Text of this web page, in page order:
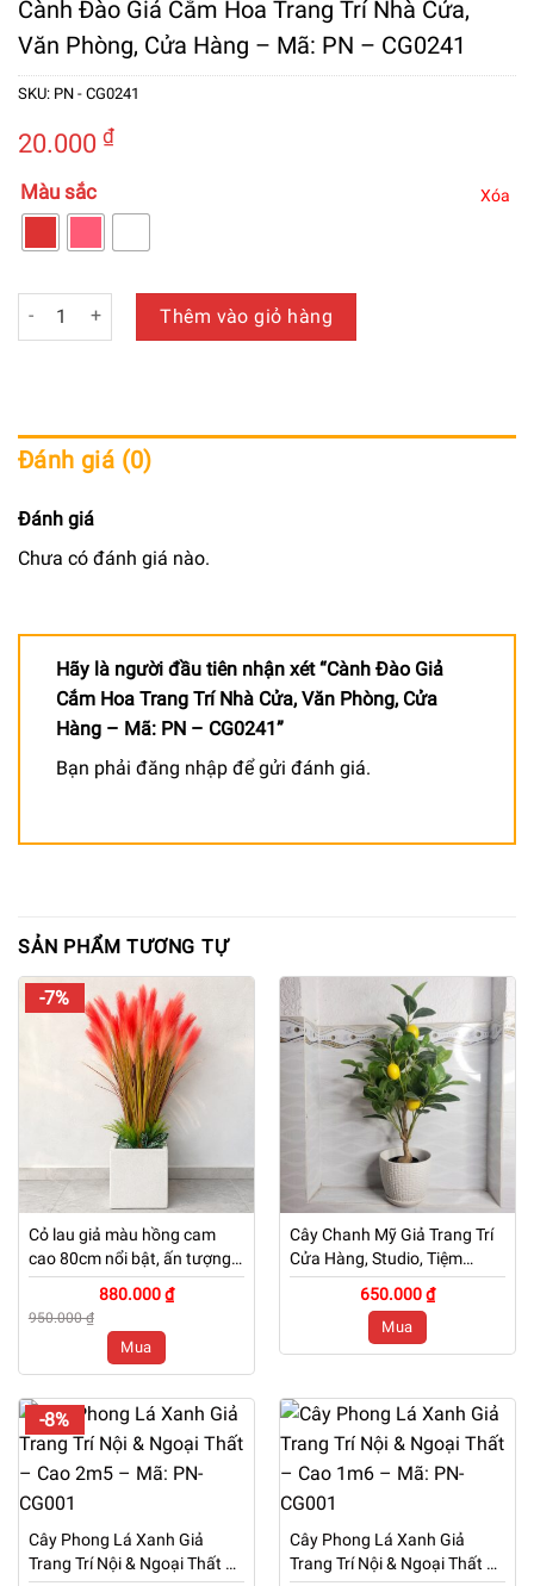
Cành Đào Giả Cắm Hoa Trang Trí Nhà Cửa,
Văn Phòng, Cửa Hàng – Mã: PN – CG0241
SKU: PN - CG0241
20.000 ₫
Màu sắc Xóa
Cành Đào Giả Cắm Hoa Trang Trí Nhà Cửa, Văn Phòng, Cửa
Thêm vào giỏ hàng
Đánh giá (0)
Đánh giá
Chưa có đánh giá nào.
Hãy là người đầu tiên nhận xét “Cành Đào Giả
Cắm Hoa Trang Trí Nhà Cửa, Văn Phòng, Cửa
Hàng – Mã: PN – CG0241”
Bạn phải đăng nhập để gửi đánh giá.
SẢN PHẨM TƯƠNG TỰ
-7%
Cỏ lau giả màu hồng cam
cao 80cm nổi bật, ấn tượng
kèm chậu đá mài trắng
880.000 ₫
950.000 ₫
Mua
Cây Chanh Mỹ Giả Trang Trí
Cửa Hàng, Studio, Tiệm
Quán, Văn Phòng, Nhà Cửa
– Cao 60cm – Mã: PN-
650.000 ₫
Mua
-8%
Cây Phong Lá Xanh Giả
Trang Trí Nội & Ngoại Thất –
Cây Phong Lá Xanh Giả
Trang Trí Nội & Ngoại Thất –